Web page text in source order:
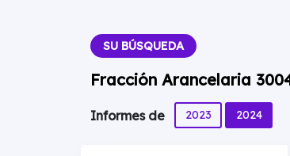
SU BÚSQUEDA
Fracción Arancelaria
Informes de 2023 2024